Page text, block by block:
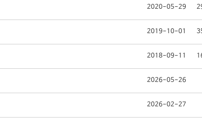
2020-05-29
2019-10-01
2018-09-11
2026-05-26
2026-02-27